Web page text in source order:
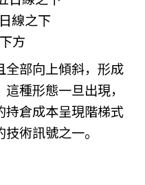
線之下
方
全部向上傾斜，形成
種形態一旦出現，
持倉成本呈現階梯式
術訊號之一。